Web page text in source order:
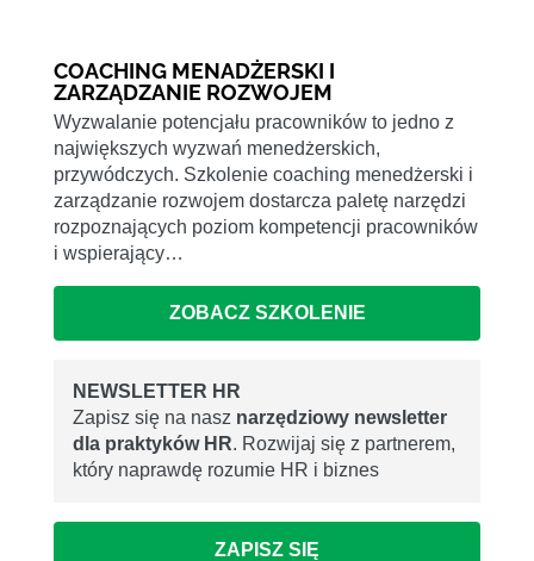
COACHING MENADŻERSKI I
ZARZĄDZANIE ROZWOJEM
Wyzwalanie potencjału pracowników to jedno z
największych wyzwań menedżerskich,
przywódczych. Szkolenie coaching menedżerski i
zarządzanie rozwojem dostarcza paletę narzędzi
rozpoznających poziom kompetencji pracowników
i wspierający…
ZOBACZ SZKOLENIE
NEWSLETTER HR
Zapisz się na nasz narzędziowy newsletter
dla praktyków HR. Rozwijaj się z partnerem,
który naprawdę rozumie HR i biznes
ZAPISZ SIĘ